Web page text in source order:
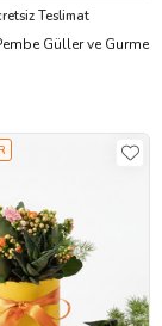
Teslimat
Güller ve Gurme